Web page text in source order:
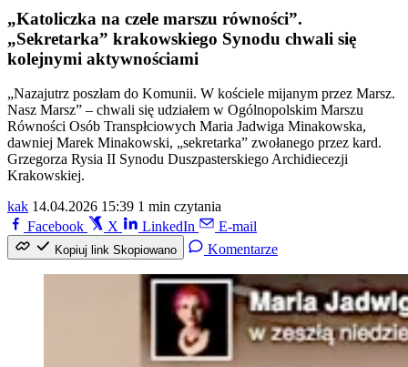
„Katoliczka na czele marszu równości”.
„Sekretarka” krakowskiego Synodu chwali się
kolejnymi aktywnościami
„Nazajutrz poszłam do Komunii. W kościele mijanym przez Marsz.
Nasz Marsz” – chwali się udziałem w Ogólnopolskim Marszu
Równości Osób Transpłciowych Maria Jadwiga Minakowska,
dawniej Marek Minakowski, „sekretarka” zwołanego przez kard.
Grzegorza Rysia II Synodu Duszpasterskiego Archidiecezji
Krakowskiej.
kak 14.04.2026 15:39 1 min czytania
Facebook
X LinkedIn E-mail
Kopiuj link Skopiowano Komentarze